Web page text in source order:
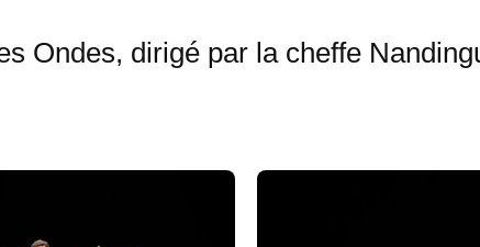
Ondes, dirigé par la cheffe